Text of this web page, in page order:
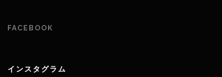
FACEBOOK
インスタグラム